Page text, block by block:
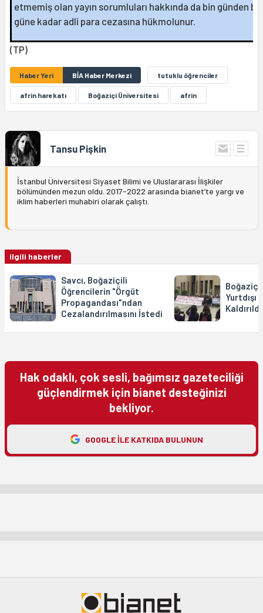
etmemiş olan yayın sorumluları hakkında da bin günden
güne kadar adli para cezasına hükmolunur.
(TP)
Haber Yeri BİA Haber Merkezi tutuklu öğrenciler
afrin harekatı Boğaziçi Üniversitesi afrin
Tansu Pişkin
İstanbul Üniversitesi Siyaset Bilimi ve Uluslararası İlişkiler
bölümünden mezun oldu. 2017-2022 arasında bianet’te yargı ve
iklim haberleri muhabiri olarak çalıştı.
ilgili haberler
Savcı, Boğaziçili
Öğrencilerin "Örgüt
Propagandası"ndan
Cezalandırılmasını İstedi
Yurtdışı
Kaldırıldı
Hak odaklı, çok sesli, bağımsız gazeteciliği
güçlendirmek için bianet desteğinizi
bekliyor.
GOOGLE ILE KATKIDA BULUNUN